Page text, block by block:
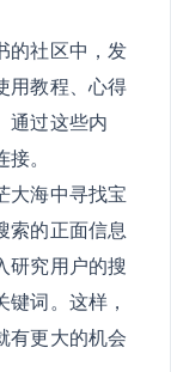
的社区中，发
用教程、心得
通过这些内
。
大海中寻找宝
索的正面信息
研究用户的搜
词。这样，
有更大的机会